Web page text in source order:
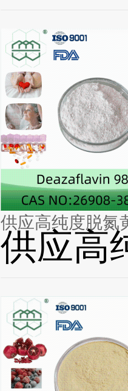
供应高纯度脱氮
供应高